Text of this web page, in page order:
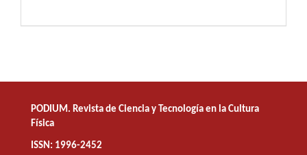
PODIUM. Revista de Ciencia y Tecnología en la Cultura
Física
ISSN: 1996-2452